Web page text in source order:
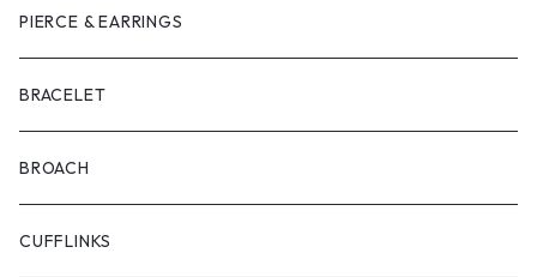
PIERCE & EARRINGS
BRACELET
BROACH
CUFFLINKS